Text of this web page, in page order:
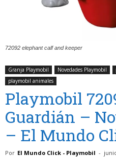
72092 elephant calf and keeper
Granja Playmobil Novedades Playmobil
playmobil animales
Playmobil
Guardián –
– El Mundo
Por El Mundo Click - Playmobil -